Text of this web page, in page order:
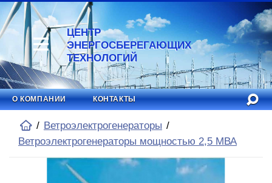
ЦЕНТР
ЭНЕРГОСБЕРЕГАЮЩИХ
ТЕХНОЛОГИЙ
О КОМПАНИИ КОНТАКТЫ
Ветроэлектрогенераторы
Ветроэлектрогенераторы мощностью 2,5 МВА